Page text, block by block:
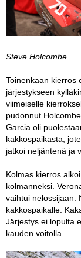
Steve Holcombe.
Toinenkaan kierros
järjestykseen
viimeiselle
pudonnut
Garcia oli
kakkospaikasta,
jatkoi neljäntenä ja
Kolmas kierros
kolmanneksi.
vaihtui nelossijaan.
kakkospaikalle.
Järjestys ei lopulta
kauden voitolla.